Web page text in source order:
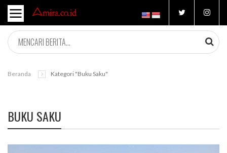
Beranda Kategori "buku Saku"
BUKU SAKU